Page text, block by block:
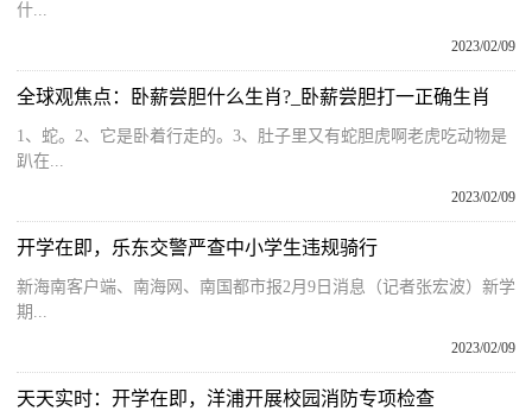
什...
2023/02/09
全球观焦点：卧薪尝胆什么生肖?_卧薪尝胆打一正确生肖
1、蛇。2、它是卧着行走的。3、肚子里又有蛇胆虎啊老虎吃动物是
趴在...
2023/02/09
开学在即，乐东交警严查中小学生违规骑行
新海南客户端、南海网、南国都市报2月9日消息（记者张宏波）新学
期...
2023/02/09
天天实时：开学在即，洋浦开展校园消防专项检查